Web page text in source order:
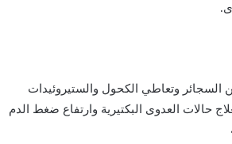
السجائر وتعاطي الكحول والستيروئيدات
لعلاج حالات العدوى البكتيرية وارتفاع ضغط الدم